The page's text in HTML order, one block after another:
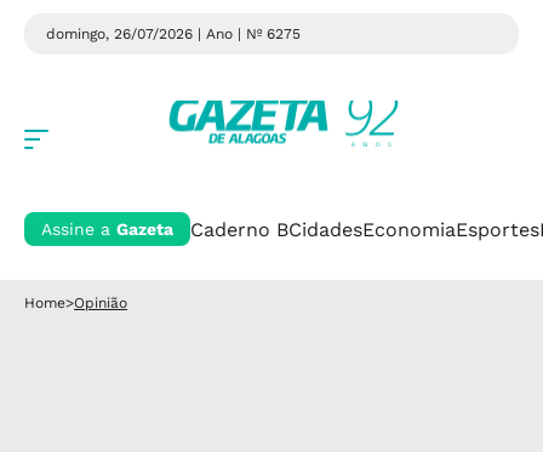
domingo, 26/07/2026 | Ano | Nº 6275
Assine a Gazeta Caderno BCidadesEconomiaEsportes
Home>Opinião